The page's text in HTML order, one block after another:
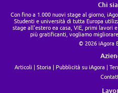
Chi
Con fino a 1.000 nuovi stage al giorno,
Studenti e università di tutta Europa
stage all'estero ea casa, VIE, primi lavori
più gratificanti, vogliamo
© 2026 iAgora
Articoli Storia Pubblicità su iAgora